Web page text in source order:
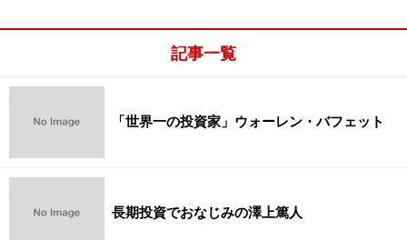
記事一覧
「世界一の投資家」ウォーレン・バフェット
長期投資でおなじみの澤上篤人